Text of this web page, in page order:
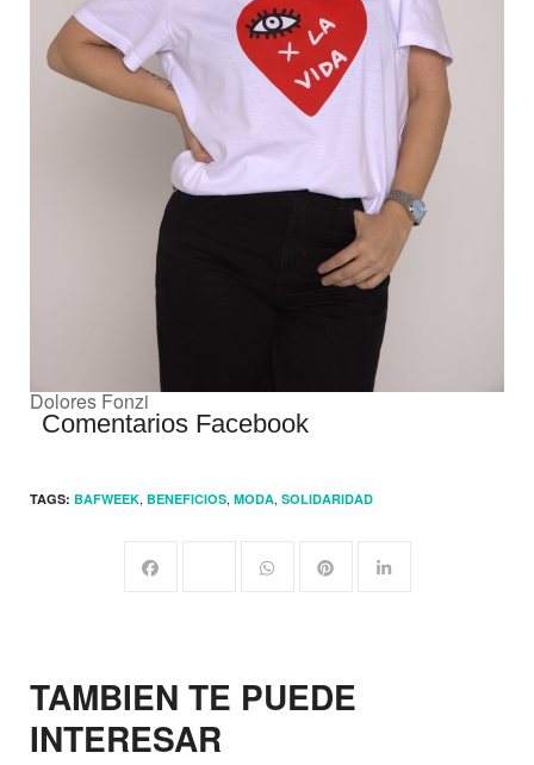
Dolores Fonzi
Comentarios Facebook
TAGS: BAFWEEK, BENEFICIOS, MODA, SOLIDARIDAD
TAMBIEN TE PUEDE
INTERESAR